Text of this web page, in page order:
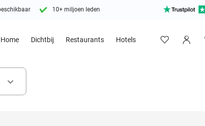
10+ miljoen leden
Home Dichtbij Restaurants Hotels
keyboard_arrow_down